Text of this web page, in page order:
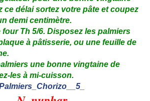
ce délai sortez votre pâte et coupez
demi centimètre.
Th 5/6. Disposez les palmiers
à pâtisserie, ou une feuille de
une bonne vingtaine de
les à mi-cuisson.